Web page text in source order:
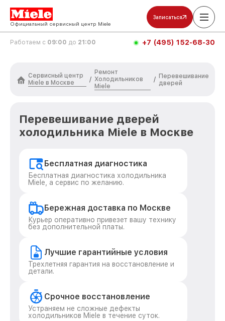
Официальный сервисный центр Miele
Записаться
Работаем с 09:00 до 21:00 +7 (495) 152-68-30
Сервисный центр
Miele в Москве
/
Ремонт
Холодильников
Miele
/ Перевешивание
дверей
Перевешивание дверей
холодильника Miele в Москве
Бесплатная диагностика
Бесплатная диагностика холодильника
Miele, а сервис по желанию.
Бережная доставка по Москве
Курьер оперативно привезет вашу технику
без дополнительной платы.
Лучшие гарантийные условия
Трехлетняя гарантия на восстановление и
детали.
Срочное восстановление
Устраняем не сложные дефекты
холодильников Miele в течение суток.